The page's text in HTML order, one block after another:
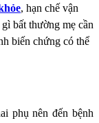
, hạn chế vận
bất thường mẹ cần
biến chứng có thể
phụ nên đến bệnh